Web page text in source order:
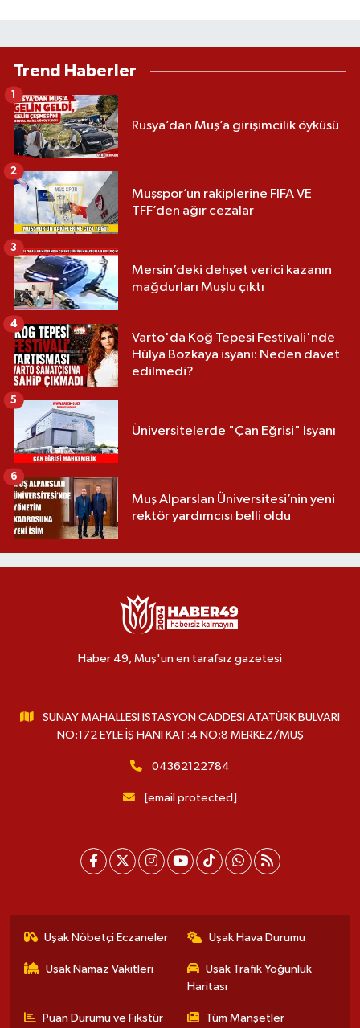
Trend Haberler
Rusya’dan Muş’a girişimcilik öyküsü
1
Muşspor’un rakiplerine FIFA VE
TFF’den ağır cezalar
2
Mersin’deki dehşet verici kazanın
mağdurları Muşlu çıktı
3
Varto'da Koğ Tepesi Festivali'nde
Hülya Bozkaya isyanı: Neden davet
edilmedi?
4
Üniversitelerde "Çan Eğrisi" İsyanı
5
Muş Alparslan Üniversitesi’nin yeni
rektör yardımcısı belli oldu
6
Haber 49, Muş'un en tarafsız gazetesi
SUNAY MAHALLESİ İSTASYON CADDESİ ATATÜRK BULVARI
NO:172 EYLE İŞ HANI KAT:4 NO:8 MERKEZ/MUŞ
04362122784
[email protected]
Uşak Nöbetçi Eczaneler Uşak Hava Durumu
Uşak Namaz Vakitleri
Uşak Trafik Yoğunluk
Haritası
Puan Durumu ve Fikstür Tüm Manşetler